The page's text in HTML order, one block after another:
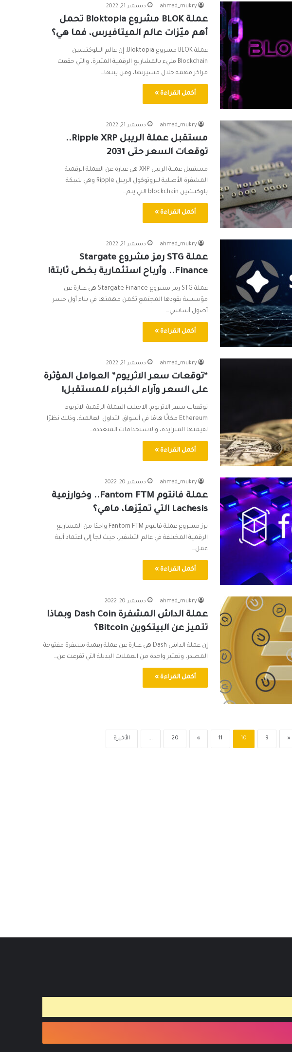
ahmad_mukry ديسمبر 21, 2022
عملة BLOK مشروع Bloktopia تحمل
أهم ميّزات عالم الميتافيرس، فما هي؟
عملة BLOK مشروع Bloktopia. إن عالم البلوكتشين
Blockchain مليء بالمشاريع الرقمية المثيرة، والتي حققت
مراكز مهمة خلال مسيرتها، ومن بينها…
أكمل القراءة »
ahmad_mukry ديسمبر 21, 2022
مستقبل عملة الريبل Ripple XRP..
توقعات السعر حتى 2031
مستقبل عملة الريبل XRP هي عبارة عن العملة الرقمية
المشفرة الأصلية لبروتوكول الريبل Ripple وهي شبكة
بلوكتشين blockchain التي يتم…
أكمل القراءة »
ahmad_mukry ديسمبر 21, 2022
عملة STG رمز مشروع Stargate
Finance.. وأرباح استثمارية بخطى ثابتة!
عملة STG رمز مشروع Stargate Finance هي عبارة عن
مؤسسة يقودها المجتمع تكمن مهمتها في بناء أول جسر
أصول أساسي…
أكمل القراءة »
ahmad_mukry ديسمبر 21, 2022
“توقعات سعر الاثريوم” العوامل المؤثرة
على السعر وآراء الخبراء للمستقبل!
توقعات سعر الاثريوم. الاحتلت العملة الرقمية الاثريوم
Ethereum مكانًا هامًا في أسواق التداول العالمية، وذلك نظرًا
لقيمتها المتزايدة، والاستخدامات المتعددة…
أكمل القراءة »
ahmad_mukry ديسمبر 20, 2022
عملة فانتوم Fantom FTM.. وخوارزمية
Lachesis التي تميّزها، ماهي؟
برز مشروع عملة فانتوم Fantom FTM واحدًا من المشاريع
الرقمية المختلفة في عالم التشفير، حيث لجأ إلى اعتماد آلية
عمل…
أكمل القراءة »
ahmad_mukry ديسمبر 20, 2022
عملة الداش المشفرة Dash Coin وبماذا
تتميز عن البيتكوين Bitcoin؟
إن عملة الداش Dash هي عبارة عن عملة رقمية مشفرة مفتوحة
المصدر، وتعتبر واحدة من العملات البديلة التي تفرعت عن…
أكمل القراءة »
«
9
10
11
»
20
... الأخيرة